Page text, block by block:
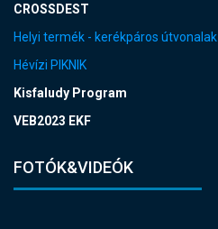
CROSSDEST
Helyi termék - kerékpáros útvonalak
Hévízi PIKNIK
Kisfaludy Program
VEB2023 EKF
FOTÓK&VIDEÓK